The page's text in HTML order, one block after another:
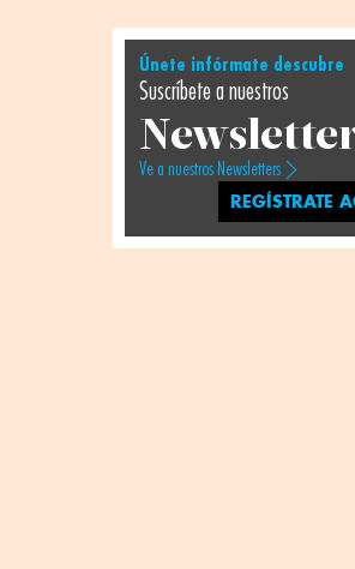
Únete infórmate descubre
Suscríbete a nuestros
Ve a nuestros Newsletters
REGÍSTRATE